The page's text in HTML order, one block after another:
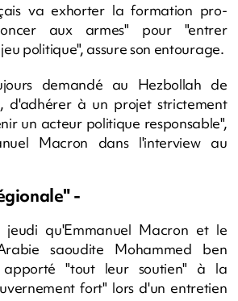
va exhorter la formation pro-
aux armes" pour "entrer
politique", assure son entourage.
demandé au Hezbollah de
d'adhérer à un projet strictement
un acteur politique responsable",
Macron dans l'interview au
-
jeudi qu'Emmanuel Macron et le
saoudite Mohammed ben
apporté "tout leur soutien" à la
fort" lors d'un entretien